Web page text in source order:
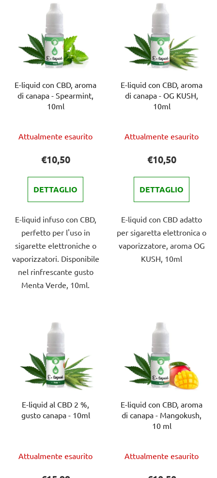
E-liquid con CBD, aroma
di canapa - Spearmint,
10ml
valutazione
media
del
prodotto
è
su
5
stelle.
Attualmente esaurito
€10,50
DETTAGLIO
E-liquid infuso con CBD,
perfetto per l'uso in
sigarette elettroniche o
vaporizzatori. Disponibile
nel rinfrescante gusto
Menta Verde, 10ml.
E-liquid con CBD, aroma
di canapa - OG KUSH,
10ml
valutazione
media
del
prodotto
è
su
5
stelle.
Attualmente esaurito
€10,50
DETTAGLIO
E-liquid con CBD adatto
per sigaretta elettronica o
vaporizzatore, aroma OG
KUSH, 10ml
E-liquid al CBD 2 %,
gusto canapa - 10ml
Attualmente esaurito
E-liquid con CBD, aroma
di canapa - Mangokush,
10 ml
valutazione
Attualmente esaurito